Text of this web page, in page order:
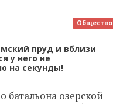
Общество
пруд и вблизи
у него не
на секунды!
батальона озерской